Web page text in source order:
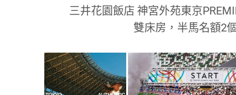
三井花園飯店 神宮外苑東京
雙床房，半馬名額2